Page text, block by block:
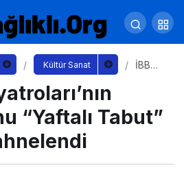
Kültür Sanat
İBB
n
Ödüllü
“Yaftalı Tabut”
Yolu Festivali 2500
fotomaraton heyecanıyla